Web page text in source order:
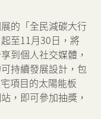
的「全民減碳大行
至11月30日，將
到個人社交媒體，
持續發展設計，包
項目的太陽能板
，即可參加抽獎，